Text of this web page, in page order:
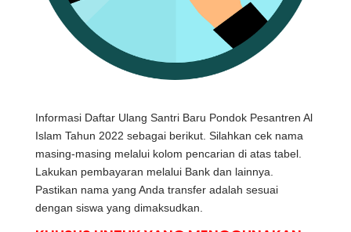
Informasi Daftar Ulang Santri Baru Pondok Pesantren Al
Islam Tahun 2022 sebagai berikut. Silahkan cek nama
masing-masing melalui kolom pencarian di atas tabel.
Lakukan pembayaran melalui Bank dan lainnya.
Pastikan nama yang Anda transfer adalah sesuai
dengan siswa yang dimaksudkan.